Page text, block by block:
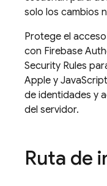
solo los cambios
Protege el
con Firebase
Security Rules
Apple y
de identidades y
del servidor.
Ruta de